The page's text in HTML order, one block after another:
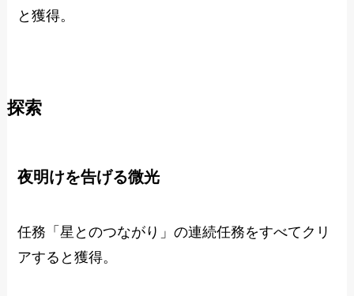
と獲得。
探索
夜明けを告げる微光
任務「星とのつながり」の連続任務をすべてクリ
アすると獲得。